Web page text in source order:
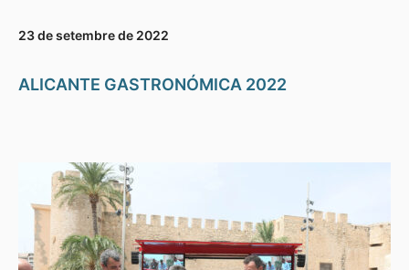
23 de setembre de 2022
ALICANTE GASTRONÓMICA 2022